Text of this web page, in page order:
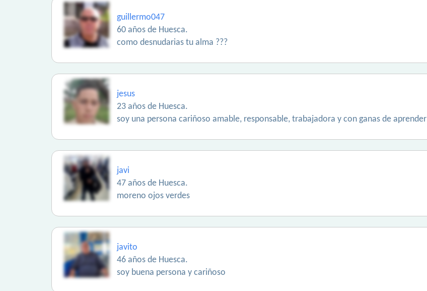
guillermo047
60 años de Huesca.
como desnudarias tu alma ???
jesus
23 años de Huesca.
soy una persona cariñoso amable, responsable, trabajadora y con ganas de aprender
javi
47 años de Huesca.
moreno ojos verdes
javito
46 años de Huesca.
soy buena persona y cariñoso